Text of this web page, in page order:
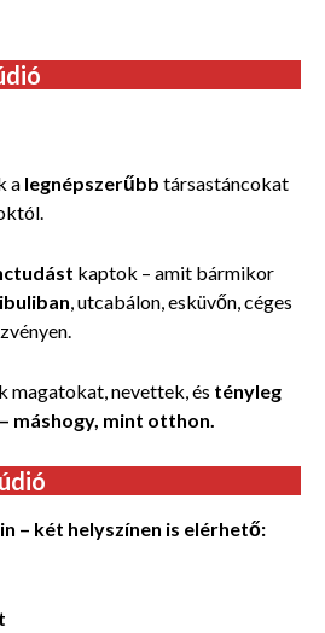
a legnépszerűbb társastáncokat
kaptok – amit bármikor
, utcabálon, esküvőn, céges
magatokat, nevettek, és tényleg
máshogy, mint otthon.
– két helyszínen is elérhető: